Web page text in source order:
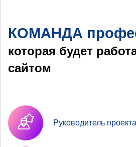
КОМАНДА
которая будет
сайтом
Руководитель проекта